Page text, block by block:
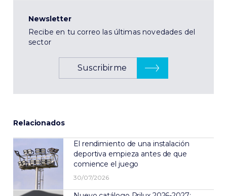
Newsletter
Recibe en tu correo las últimas novedades del
sector
Suscribirme
Relacionados
El rendimiento de una instalación
deportiva empieza antes de que
comience el juego
30/07/2026